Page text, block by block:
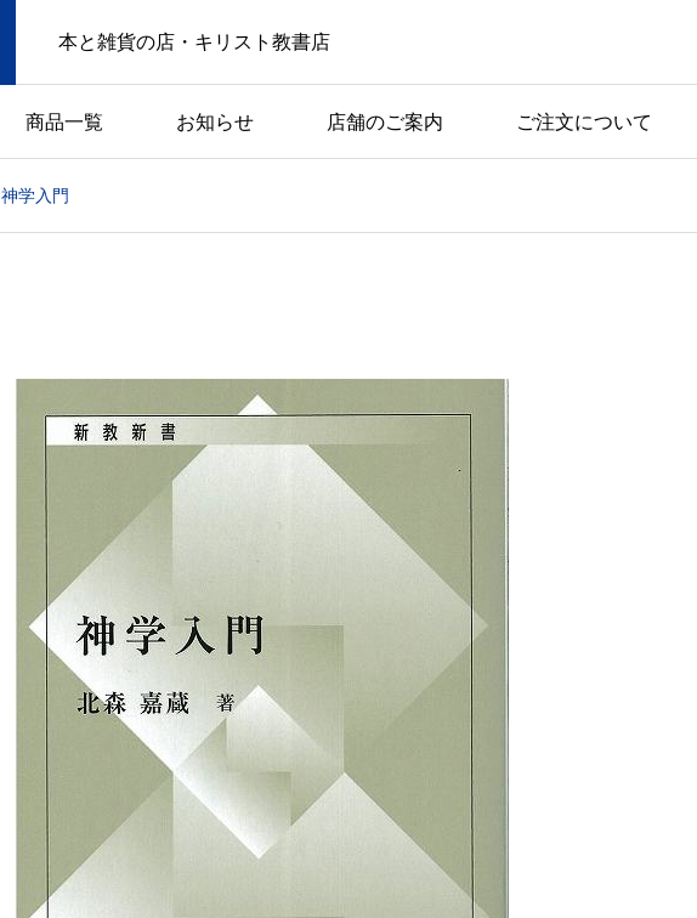
本と雑貨の店・キリスト教書店
商品一覧 お知らせ 店舗のご案内 ご注文について
神学入門